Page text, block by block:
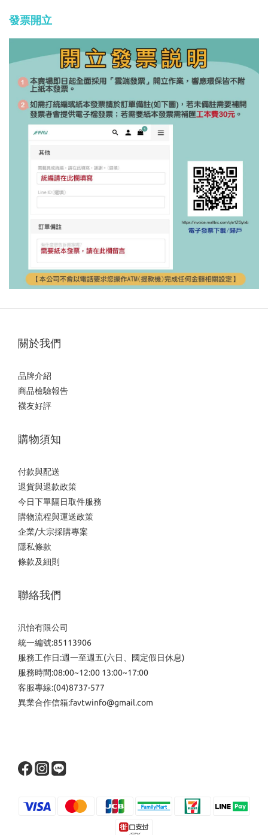
發票開立
關於我們
品牌介紹
商品檢驗報告
襪友好評
購物須知
付款與配送
退貨與退款政策
今日下單隔日取件服務
購物流程與運送政策
企業/大宗採購專案
隱私條款
條款及細則
聯絡我們
汎怡有限公司
統一編號:85113906
服務工作日:週一至週五(六日、國定假日休息)
服務時間:08:00~12:00 13:00~17:00
客服專線:(04)8737-577
異業合作信箱:favtwinfo@gmail.com